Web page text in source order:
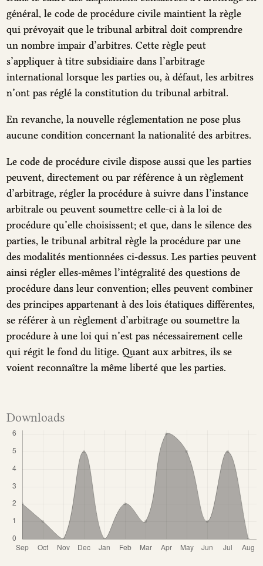
général, le code de procédure civile maintient la règle
qui prévoyait que le tribunal arbitral doit comprendre
un nombre impair d’arbitres. Cette règle peut
s’appliquer à titre subsidiaire dans l’arbitrage
international lorsque les parties ou, à défaut, les arbitres
n’ont pas réglé la constitution du tribunal arbitral.
En revanche, la nouvelle réglementation ne pose plus
aucune condition concernant la nationalité des arbitres.
Le code de procédure civile dispose aussi que les parties
peuvent, directement ou par référence à un règlement
d’arbitrage, régler la procédure à suivre dans l’instance
arbitrale ou peuvent soumettre celle-ci à la loi de
procédure qu’elle choisissent; et que, dans le silence des
parties, le tribunal arbitral règle la procédure par une
des modalités mentionnées ci-dessus. Les parties peuvent
ainsi régler elles-mêmes l’intégralité des questions de
procédure dans leur convention; elles peuvent combiner
des principes appartenant à des lois étatiques différentes,
se référer à un règlement d’arbitrage ou soumettre la
procédure à une loi qui n’est pas nécessairement celle
qui régit le fond du litige. Quant aux arbitres, ils se
voient reconnaître la même liberté que les parties.
Downloads